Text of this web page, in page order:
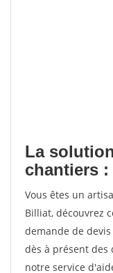
La
chantiers
Vous êtes un
Billiat, découvrez
demande de
dès à présent des
notre service